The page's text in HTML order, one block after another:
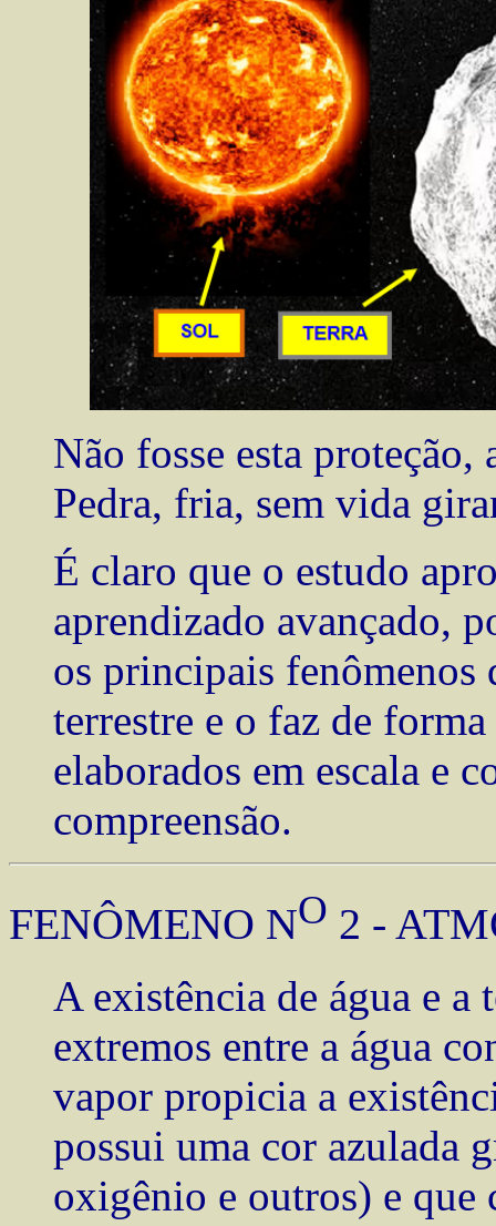
Não fosse esta proteção,
Pedra, fria, sem vida
É claro que o estudo
aprendizado avançado,
os principais fenômenos
terrestre e o faz de
elaborados em escala e
compreensão.
FENÔMENO NO 2 -
A existência de água e a
extremos entre a água
vapor propicia a
possui uma cor azulada
oxigênio e outros) e que